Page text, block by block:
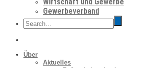
Gewerbeverband
Über
Aktuelles